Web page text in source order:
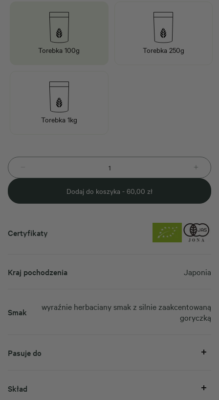
Torebka 100g Torebka 250g
Torebka 1kg
Dodaj do koszyka - 60,00 zł
Certyfikaty
Kraj pochodzenia Japonia
Smak
wyraźnie herbaciany smak z silnie zaakcentowaną
goryczką
Pasuje do
Skład